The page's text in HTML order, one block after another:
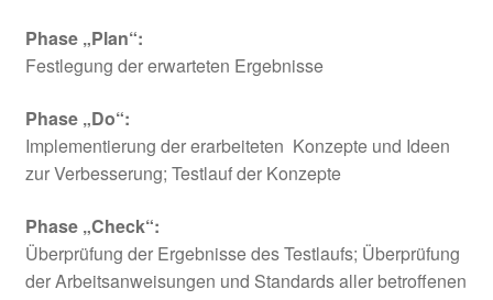
Phase „Plan“:
Festlegung der erwarteten Ergebnisse
Phase „Do“:
Implementierung der erarbeiteten Konzepte und Ideen
zur Verbesserung; Testlauf der Konzepte
Phase „Check“:
Überprüfung der Ergebnisse des Testlaufs; Überprüfung
der Arbeitsanweisungen und Standards aller betroffenen